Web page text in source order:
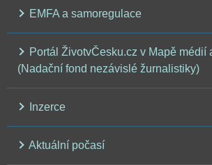
EMFA a samoregulace
Portál ŽivotvČesku.cz v Mapě médií
(Nadační fond nezávislé žurnalistiky)
Inzerce
Aktuální počasí